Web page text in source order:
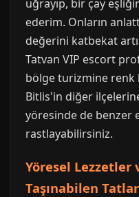
uğrayıp, bir çay
ederim. Onların
değerini katbekat
Tatvan VIP escort
bölge turizmine renk
Bitlis'in diğer
yöresinde de benzer
rastlayabilirsiniz.
Yöresel
Taşınabilen Tatlar